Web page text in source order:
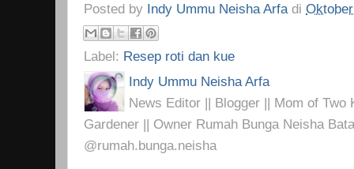
Posted by Indy Ummu Neisha Arfa di
Label: Resep roti dan kue
Indy Ummu Neisha Arfa
News Editor || Blogger || Mom of Two
Gardener || Owner Rumah Bunga Neisha
@rumah.bunga.neisha